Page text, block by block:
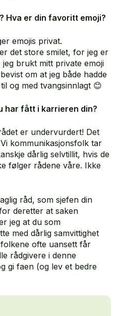
Hva er din favoritt emoji?
emojis privat.
det store smilet, for jeg er
brukt mitt private emoji
om at jeg både hadde
og med tvangsinnlagt 😊
har fått i karrieren din?
er undervurdert! Det
kommunikasjonsfolk tar
dårlig selvtillit, hvis de
følger rådene våre. Ikke
råd, som sjefen din
deretter at saken
jeg at du som
med dårlig samvittighet
ofte uansett får
rådgivere i denne
gi faen (og lev et bedre